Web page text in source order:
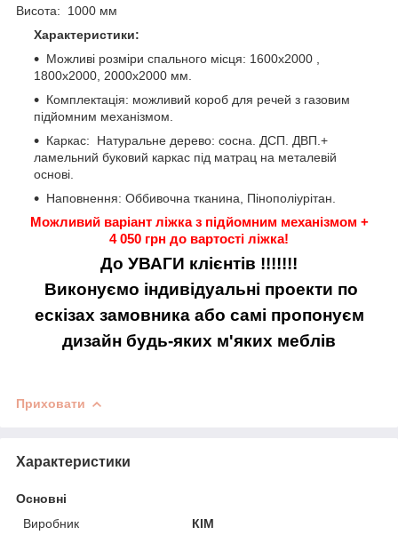
Висота: 1000 мм
Характеристики:
Можливі розміри спального місця: 1600х2000 ,
1800х2000, 2000х2000 мм.
Комплектація: можливий короб для речей з газовим
підйомним механізмом.
Каркас: Натуральне дерево: сосна. ДСП. ДВП.+
ламельний буковий каркас під матрац на металевій
основі.
Наповнення: Оббивочна тканина, Пінополіурітан.
Можливий варіант ліжка з підйомним механізмом +
4 050 грн до вартості ліжка!
До УВАГИ клієнтів !!!!!!!
Виконуємо індивідуальні проекти по
ескізах замовника або самі пропонуєм
дизайн будь-яких м'яких меблів
Приховати
Характеристики
Основні
Виробник
КІМ